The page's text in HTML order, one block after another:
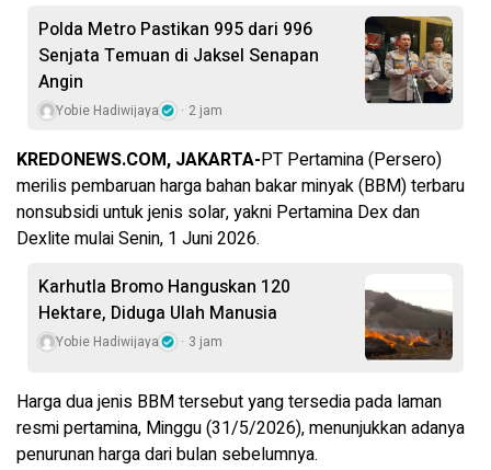
Polda Metro Pastikan 995 dari 996
Senjata Temuan di Jaksel Senapan
Angin
Yobie Hadiwijaya 2 jam
KREDONEWS.COM, JAKARTA-PT Pertamina (Persero)
merilis pembaruan harga bahan bakar minyak (BBM) terbaru
nonsubsidi untuk jenis solar, yakni Pertamina Dex dan
Dexlite mulai Senin, 1 Juni 2026.
Karhutla Bromo Hanguskan 120
Hektare, Diduga Ulah Manusia
Yobie Hadiwijaya 3 jam
Harga dua jenis BBM tersebut yang tersedia pada laman
resmi pertamina, Minggu (31/5/2026), menunjukkan adanya
penurunan harga dari bulan sebelumnya.